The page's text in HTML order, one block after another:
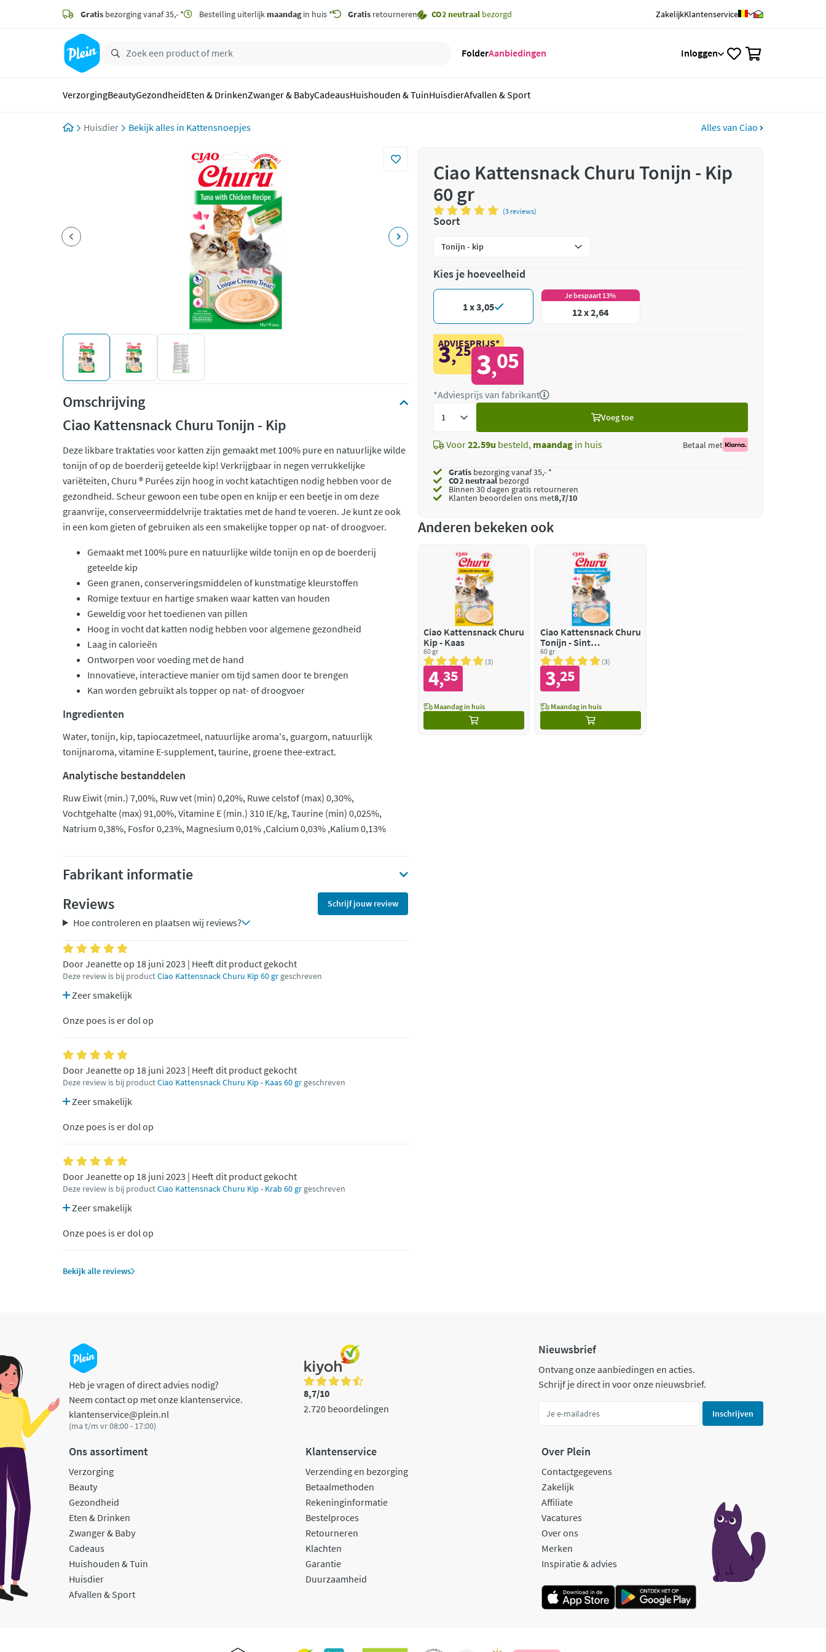
zoeken
hoofdinhoud
Gratis bezorging vanaf 35,- * Bestelling uiterlijk maandagin huis * Gratis retourneren CO2 neutraal bezorgd ZakelijkKlantenservice
FolderAanbiedingen Inloggen
VerzorgingBeautyGezondheidEten & DrinkenZwanger & BabyCadeausHuishouden & TuinHuisdierAfvallen & Sport
Huisdier Kattensnoepjes Alles van Ciao
Omschrijving
Ciao Kattensnack Churu Tonijn - Kip
Deze likbare traktaties voor katten zijn gemaakt met 100% pure en natuurlijke wilde
tonijn of op de boerderij geteelde kip! Verkrijgbaar in negen verrukkelijke
variëteiten, Churu ® Purées zijn hoog in vocht katachtigen nodig hebben voor de
gezondheid. Scheur gewoon een tube open en knijp er een beetje in om deze
graanvrije, conserveermiddelvrije traktaties met de hand te voeren. Je kunt ze ook
in een kom gieten of gebruiken als een smakelijke topper op nat- of droogvoer.
Gemaakt met 100% pure en natuurlijke wilde tonijn en op de boerderij
geteelde kip
Geen granen, conserveringsmiddelen of kunstmatige kleurstoffen
Romige textuur en hartige smaken waar katten van houden
Geweldig voor het toedienen van pillen
Hoog in vocht dat katten nodig hebben voor algemene gezondheid
Laag in calorieën
Ontworpen voor voeding met de hand
Innovatieve, interactieve manier om tijd samen door te brengen
Kan worden gebruikt als topper op nat- of droogvoer
Ingredienten
Water, tonijn, kip, tapiocazetmeel, natuurlijke aroma's, guargom, natuurlijk
tonijnaroma, vitamine E-supplement, taurine, groene thee-extract.
Analytische bestanddelen
Ruw Eiwit (min.) 7,00%, Ruw vet (min) 0,20%, Ruwe celstof (max) 0,30%,
Vochtgehalte (max) 91,00%, Vitamine E (min.) 310 IE/kg, Taurine (min) 0,025%,
Natrium 0,38%, Fosfor 0,23%, Magnesium 0,01% ,Calcium 0,03% ,Kalium 0,13%
Fabrikant informatie
Reviews
Schrijf jouw review
Hoe controleren en plaatsen wij reviews?
Door Jeanette op 18 juni 2023 | Heeft dit product gekocht
Deze review is bij productCiao Kattensnack Churu Kip 60 gr geschreven
Zeer smakelijk
Onze poes is er dol op
Door Jeanette op 18 juni 2023 | Heeft dit product gekocht
Deze review is bij productCiao Kattensnack Churu Kip - Kaas 60 gr geschreven
Zeer smakelijk
Onze poes is er dol op
Door Jeanette op 18 juni 2023 | Heeft dit product gekocht
Deze review is bij productCiao Kattensnack Churu Kip - Krab 60 gr geschreven
Zeer smakelijk
Onze poes is er dol op
Bekijk alle reviews
Ciao Kattensnack Churu Tonijn - Kip
60 gr
(3 reviews)
Soort
Kies je hoeveelheid
1 x 3,05
Je bespaart 13%
12 x 2,64
ADVIESPRIJS*
3,25 3,05
*Adviesprijs van fabrikant
Voeg toe
Voor22.59u besteld, maandag in huis Betaal met
Gratis bezorging vanaf 35,- *
CO2 neutraalbezorgd
Binnen 30 dagen gratis retourneren
Klanten beoordelen ons met8,7/10
Anderen bekeken ook
Ciao Kattensnack Churu
Kip - Kaas
60 gr
3
4,35
Maandag in huis
Ciao Kattensnack Churu
Tonijn - Sint
Jacobsschelp
60 gr
3
3,25
Maandag in huis
Heb je vragen of direct advies nodig?
Neem contact op met onze klantenservice.
klantenservice@plein.nl
(ma t/m vr 08:00 - 17:00)
8,7/10
2.720 beoordelingen
Nieuwsbrief
Ontvang onze aanbiedingen en acties.
Schrijf je direct in voor onze nieuwsbrief.
Inschrijven
Ons assortiment
Verzorging
Beauty
Gezondheid
Eten & Drinken
Zwanger & Baby
Cadeaus
Huishouden & Tuin
Huisdier
Afvallen & Sport
Klantenservice
Verzending en bezorging
Betaalmethoden
Rekeninginformatie
Bestelproces
Retourneren
Klachten
Garantie
Duurzaamheid
Over Plein
Contactgegevens
Zakelijk
Affiliate
Vacatures
Over ons
Merken
Inspiratie & advies